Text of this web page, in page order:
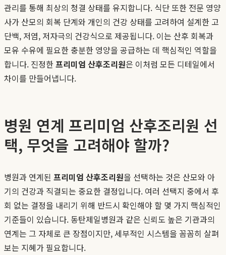
관리를 통해 최상의 청결 상태를 유지합니다. 식단 또한 전문 영양
사가 산모의 회복 단계와 개인의 건강 상태를 고려하여 설계한 고
단백, 저염, 저자극의 건강식으로 제공됩니다. 이는 산후 회복과
모유 수유에 필요한 충분한 영양을 공급하는 데 핵심적인 역할을
합니다. 진정한프리미엄 산후조리원은 이처럼 모든 디테일에서
차이를 만들어냅니다.
병원 연계 프리미엄 산후조리원 선
택, 무엇을 고려해야 할까?
병원과 연계된 프리미엄 산후조리원을 선택하는 것은 산모와 아
기의 건강과 직결되는 중요한 결정입니다. 여러 선택지 중에서 후
회 없는 결정을 내리기 위해 반드시 확인해야 할 몇 가지 핵심적인
기준들이 있습니다. 동탄제일병원과 같은 신뢰도 높은 기관과의
연계는 그 자체로 큰 장점이지만, 세부적인 시스템을 꼼꼼히 살펴
보는 지혜가 필요합니다.